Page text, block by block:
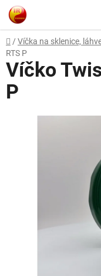
Přejít
na
obsah
Domů
/ Víčka na sklenice,
RTS P
Víčko
P